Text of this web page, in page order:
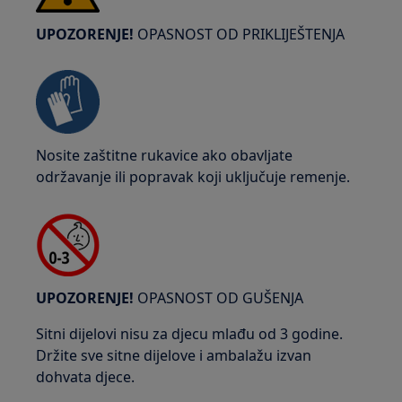
UPOZORENJE! OPASNOST OD PRIKLIJEŠTENJA
Nosite zaštitne rukavice ako obavljate
održavanje ili popravak koji uključuje remenje.
UPOZORENJE! OPASNOST OD GUŠENJA
Sitni dijelovi nisu za djecu mlađu od 3 godine.
Držite sve sitne dijelove i ambalažu izvan
dohvata djece.